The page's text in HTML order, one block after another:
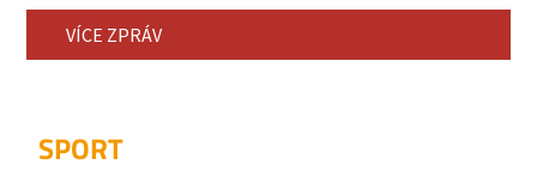
VÍCE ZPRÁV
SPORT